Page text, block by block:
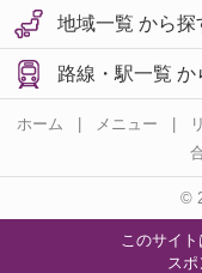
地域一覧 から探
路線・駅一覧 か
ホーム | メニュー |
©
このサイ
ス